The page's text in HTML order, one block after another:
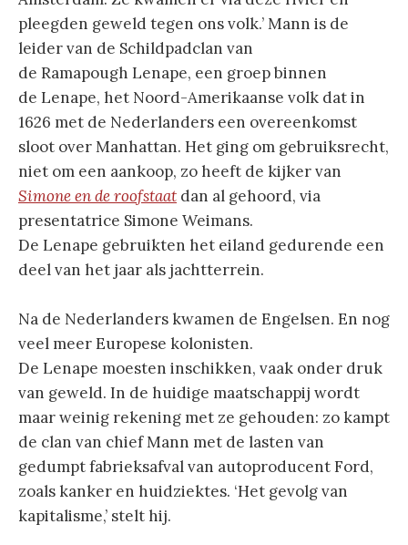
pleegden geweld tegen ons volk.’ Mann is de
leider van de Schildpadclan van
de Ramapough Lenape, een groep binnen
de Lenape, het Noord-Amerikaanse volk dat in
1626 met de Nederlanders een overeenkomst
sloot over Manhattan. Het ging om gebruiksrecht,
niet om een aankoop, zo heeft de kijker van
Simone en de roofstaat dan al gehoord, via
presentatrice Simone Weimans.
De Lenape gebruikten het eiland gedurende een
deel van het jaar als jachtterrein.
Na de Nederlanders kwamen de Engelsen. En nog
veel meer Europese kolonisten.
De Lenape moesten inschikken, vaak onder druk
van geweld. In de huidige maatschappij wordt
maar weinig rekening met ze gehouden: zo kampt
de clan van chief Mann met de lasten van
gedumpt fabrieksafval van autoproducent Ford,
zoals kanker en huidziektes. ‘Het gevolg van
kapitalisme,’ stelt hij.